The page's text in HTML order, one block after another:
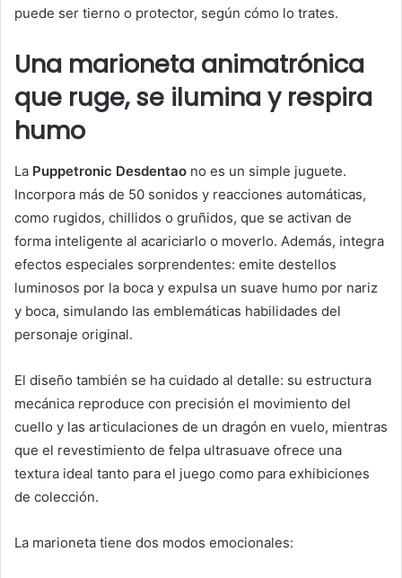
puede ser tierno o protector, según cómo lo trates.
Una marioneta animatrónica
que ruge, se ilumina y respira
humo
La Puppetronic Desdentao no es un simple juguete.
Incorpora más de 50 sonidos y reacciones automáticas,
como rugidos, chillidos o gruñidos, que se activan de
forma inteligente al acariciarlo o moverlo. Además, integra
efectos especiales sorprendentes: emite destellos
luminosos por la boca y expulsa un suave humo por nariz
y boca, simulando las emblemáticas habilidades del
personaje original.
El diseño también se ha cuidado al detalle: su estructura
mecánica reproduce con precisión el movimiento del
cuello y las articulaciones de un dragón en vuelo, mientras
que el revestimiento de felpa ultrasuave ofrece una
textura ideal tanto para el juego como para exhibiciones
de colección.
La marioneta tiene dos modos emocionales: